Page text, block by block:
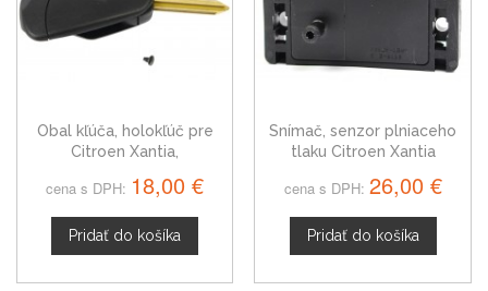
Obal kľúča, holokľúč pre
Citroen Xantia,
cena s DPH: 18,00 €
Pridať do košíka
Snímač, senzor plniaceho
tlaku Citroen Xantia
cena s DPH: 26,00 €
Pridať do košíka